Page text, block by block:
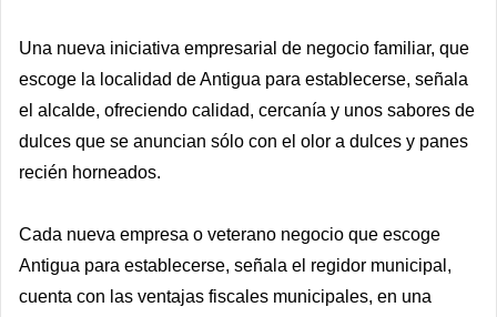
Una nueva iniciativa empresarial de negocio familiar, que
escoge la localidad de Antigua para establecerse, señala
el alcalde, ofreciendo calidad, cercanía y unos sabores de
dulces que se anuncian sólo con el olor a dulces y panes
recién horneados.
Cada nueva empresa o veterano negocio que escoge
Antigua para establecerse, señala el regidor municipal,
cuenta con las ventajas fiscales municipales, en una